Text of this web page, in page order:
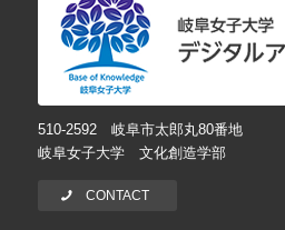
510-2592 岐阜市太郎丸80番地
岐阜女子大学 文化創造学部
CONTACT